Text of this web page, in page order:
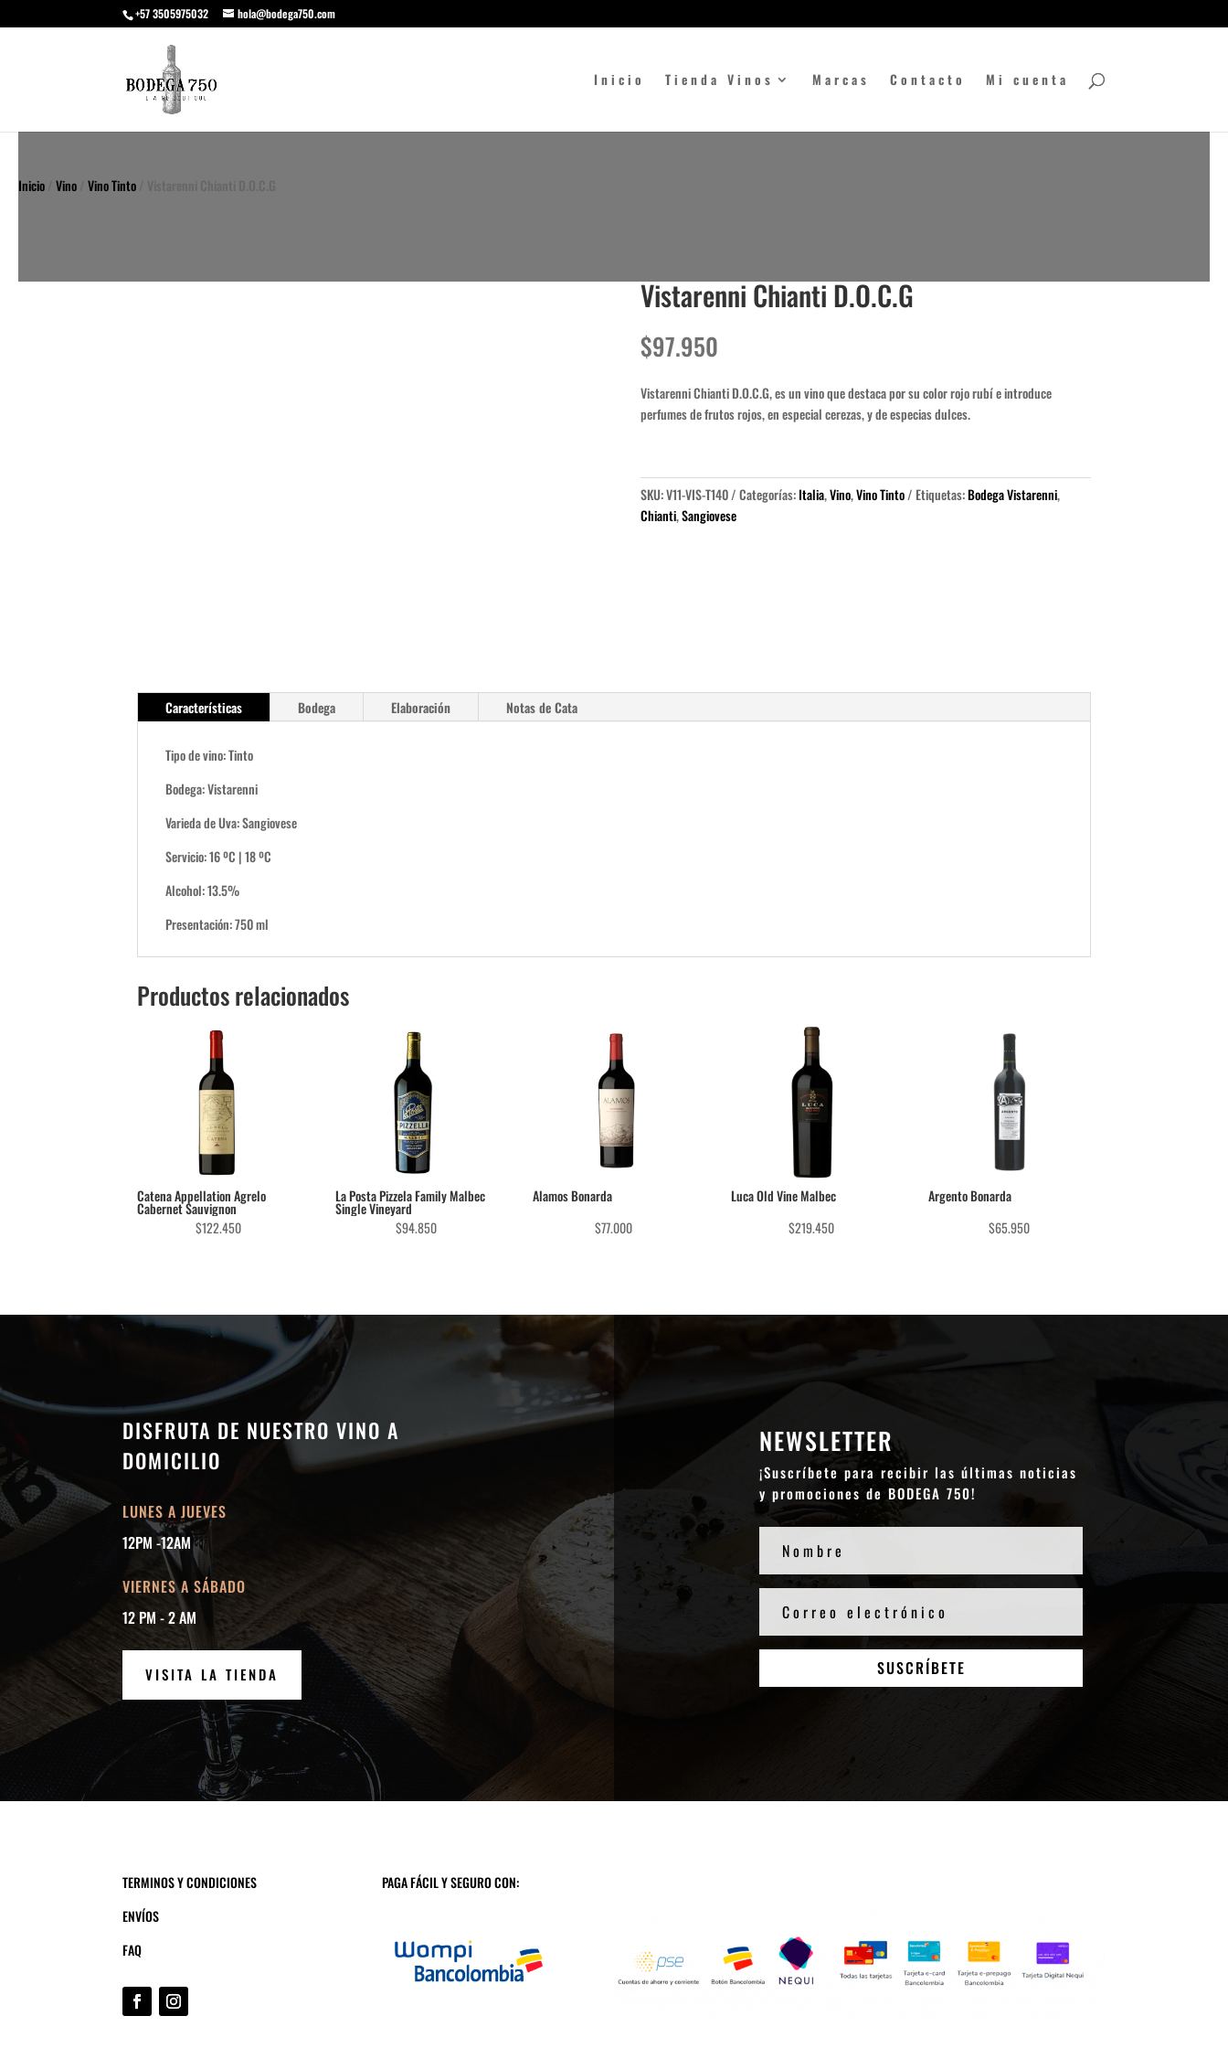
+57 3505975032 hola@bodega750.com
Inicio Tienda Vinos Marcas Contacto Mi cuenta
Inicio Vino Vino Tinto
Vistarenni Chianti D.O.C.G
$97.950
Vistarenni Chianti D.O.C.G, es un vino que destaca por su color rojo rubí e introduce
perfumes de frutos rojos, en especial cerezas, y de especias dulces.
SKU:V11-VIS-T140 Categorías:Italia,Vino,Vino Tinto Etiquetas:Bodega Vistarenni,
Chianti,Sangiovese
Características Bodega Elaboración Notas de Cata
Tipo de vino: Tinto
Bodega: Vistarenni
Varieda de Uva: Sangiovese
Servicio: 16 ºC | 18 ºC
Alcohol: 13.5%
Presentación: 750 ml
Productos relacionados
Catena Appellation Agrelo
Cabernet Sauvignon
$122.450
La Posta Pizzela Family Malbec
Single Vineyard
$94.850
Alamos Bonarda
$77.000
Luca Old Vine Malbec
$219.450
Argento Bonarda
$65.950
DISFRUTA DE NUESTRO VINO A
DOMICILIO
LUNES A JUEVES
12PM -12AM
VIERNES A SÁBADO
12 PM - 2 AM
VISITA LA TIENDA
NEWSLETTER
¡Suscríbete para recibir las últimas noticias
y promociones de BODEGA 750!
SUSCRÍBETE
TERMINOS Y CONDICIONES
ENVÍOS
FAQ
PAGA FÁCIL Y SEGURO CON: